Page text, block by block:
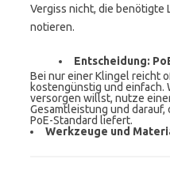
Vergiss nicht, die benötigte
notieren.
Entscheidung:
Bei nur einer Klingel reicht
kostengünstig und einfach.
versorgen willst, nutze
Gesamtleistung und
PoE-Standard liefert.
Werkzeuge und